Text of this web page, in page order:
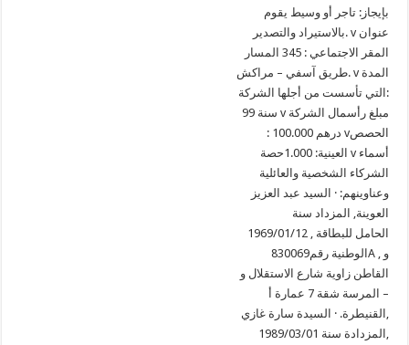
بإيجاز: تاجر أو وسيط يقوم
بالاستيراد والتصدير. v عنوان
المقر الاجتماعي : 345 المسار
طريق آسفي – مراكش. v المدة
التي تأسست من أجلها الشركة:
99 سنة v مبلغ رأسمال الشركة
: 100.000 درهم vالحصص
العينية: 1.000حصة v أسماء
الشركاء الشخصية والعائلية
وعناوينهم: · السيد عبد العزيز
العوينة, المزداد سنة
1969/01/12 , الحامل للبطاقة
الوطنية رقم830069A , و
القاطن زاوية شارع الاستقلال و
المرسة شقة 7 عمارة أ –